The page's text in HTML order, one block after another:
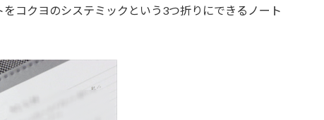
コクヨのシステミックという3つ折りにできるノート